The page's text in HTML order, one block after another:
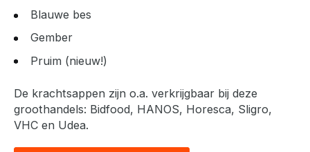
Blauwe bes
Gember
Pruim (nieuw!)
De krachtsappen zijn o.a. verkrijgbaar bij deze
groothandels: Bidfood, HANOS, Horesca, Sligro,
VHC en Udea.